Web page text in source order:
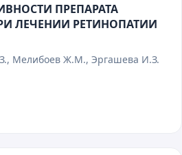
ПРЕПАРАТА
ЛЕЧЕНИИ РЕТИНОПАТИИ
Мелибоев Ж.М., Эргашева И.З.